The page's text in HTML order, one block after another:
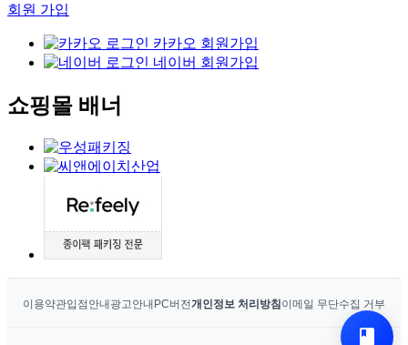
회원 가입
카카오 회원가입
네이버 회원가입
쇼핑몰 배너
이용약관입점안내광고안내PC버전개인정보 처리방침이메일 무단수집 거부